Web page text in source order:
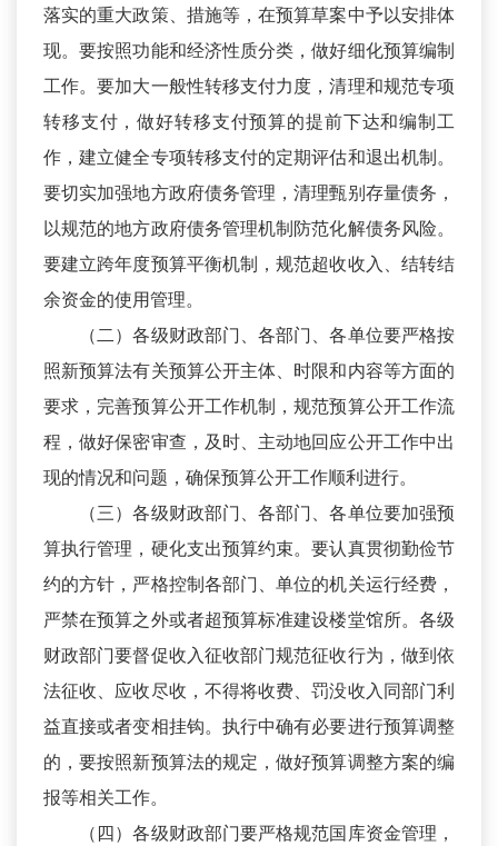
落实的重大政策、措施等，在预算草案中予以安排体
现。要按照功能和经济性质分类，做好细化预算编制
工作。要加大一般性转移支付力度，清理和规范专项
转移支付，做好转移支付预算的提前下达和编制工
作，建立健全专项转移支付的定期评估和退出机制。
要切实加强地方政府债务管理，清理甄别存量债务，
以规范的地方政府债务管理机制防范化解债务风险。
要建立跨年度预算平衡机制，规范超收收入、结转结
余资金的使用管理。
（二）各级财政部门、各部门、各单位要严格按
照新预算法有关预算公开主体、时限和内容等方面的
要求，完善预算公开工作机制，规范预算公开工作流
程，做好保密审查，及时、主动地回应公开工作中出
现的情况和问题，确保预算公开工作顺利进行。
（三）各级财政部门、各部门、各单位要加强预
算执行管理，硬化支出预算约束。要认真贯彻勤俭节
约的方针，严格控制各部门、单位的机关运行经费，
严禁在预算之外或者超预算标准建设楼堂馆所。各级
财政部门要督促收入征收部门规范征收行为，做到依
法征收、应收尽收，不得将收费、罚没收入同部门利
益直接或者变相挂钩。执行中确有必要进行预算调整
的，要按照新预算法的规定，做好预算调整方案的编
报等相关工作。
（四）各级财政部门要严格规范国库资金管理，